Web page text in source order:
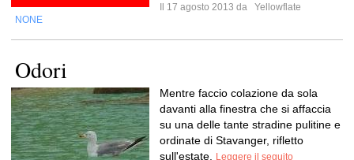
Il 17 agosto 2013 da
Yellowflate
NONE
Odori
Mentre faccio colazione da sola
davanti alla finestra che si affaccia
su una delle tante stradine pulitine e
ordinate di Stavanger, rifletto
sull'estate.
Leggere il seguito